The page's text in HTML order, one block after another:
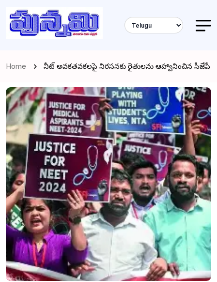
Home నీట్ అవకతవకలపై నిరసనకు రైతులను ఆహ్వానించిన సీజేపీ